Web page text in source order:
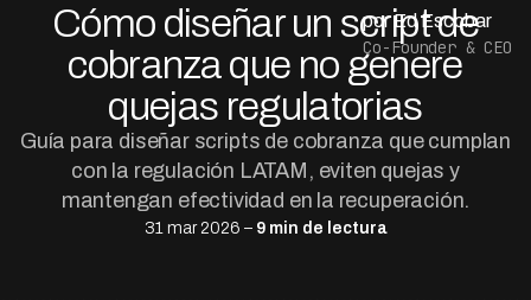
Cómo diseñar un script de
cobranza que no genere
quejas regulatorias
Guía para diseñar scripts de cobranza que cumplan
con la regulación LATAM, eviten quejas y
mantengan efectividad en la recuperación.
31 mar 2026 – 9 min de lectura
por Ed Escobar
Co-Founder & CEO